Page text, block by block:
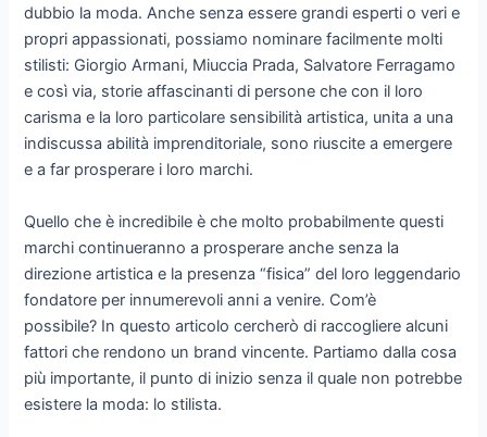
dubbio la moda. Anche senza essere grandi esperti o veri e
propri appassionati, possiamo nominare facilmente molti
stilisti: Giorgio Armani, Miuccia Prada, Salvatore Ferragamo
e così via, storie affascinanti di persone che con il loro
carisma e la loro particolare sensibilità artistica, unita a una
indiscussa abilità imprenditoriale, sono riuscite a emergere
e a far prosperare i loro marchi.
Quello che è incredibile è che molto probabilmente questi
marchi continueranno a prosperare anche senza la
direzione artistica e la presenza “fisica” del loro leggendario
fondatore per innumerevoli anni a venire. Com’è
possibile? In questo articolo cercherò di raccogliere alcuni
fattori che rendono un brand vincente. Partiamo dalla cosa
più importante, il punto di inizio senza il quale non potrebbe
esistere la moda: lo stilista.